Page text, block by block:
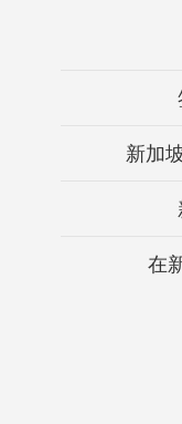
新加
在